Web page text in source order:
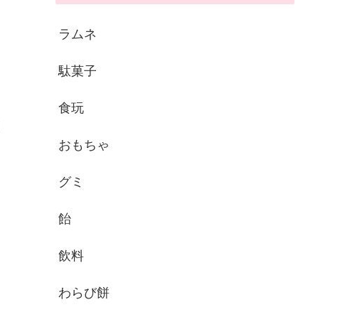
ラムネ
駄菓子
食玩
おもちゃ
グミ
飴
飲料
わらび餅